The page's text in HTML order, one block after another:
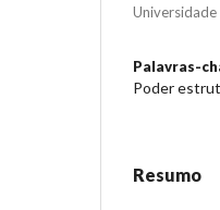
Universidade
Palavras-
Poder
Resumo